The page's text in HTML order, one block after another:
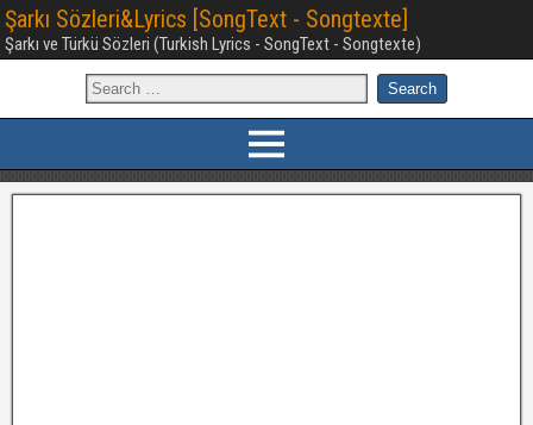
Şarkı Sözleri&Lyrics [SongText - Songtexte]
Şarkı ve Türkü Sözleri (Turkish Lyrics - SongText - Songtexte)